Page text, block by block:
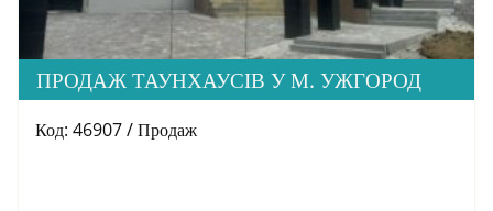
ПРОДАЖ ТАУНХАУСІВ У М. УЖГОРОД
Код: 46907 / Продаж